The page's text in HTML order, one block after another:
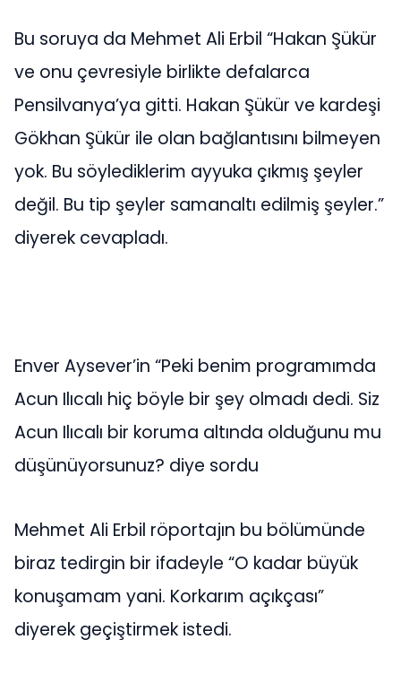
Bu soruya da Mehmet Ali Erbil “Hakan Şükür
ve onu çevresiyle birlikte defalarca
Pensilvanya’ya gitti. Hakan Şükür ve kardeşi
Gökhan Şükür ile olan bağlantısını bilmeyen
yok. Bu söylediklerim ayyuka çıkmış şeyler
değil. Bu tip şeyler samanaltı edilmiş şeyler.”
diyerek cevapladı.
Enver Aysever’in “Peki benim programımda
Acun Ilıcalı hiç böyle bir şey olmadı dedi. Siz
Acun Ilıcalı bir koruma altında olduğunu mu
düşünüyorsunuz? diye sordu
Mehmet Ali Erbil röportajın bu bölümünde
biraz tedirgin bir ifadeyle “O kadar büyük
konuşamam yani. Korkarım açıkçası”
diyerek geçiştirmek istedi.